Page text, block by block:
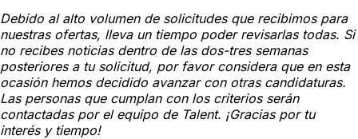
Debido al alto volumen de solicitudes que recibimos para
nuestras ofertas, lleva un tiempo poder revisarlas todas. Si
no recibes noticias dentro de las dos-tres semanas
posteriores a tu solicitud, por favor considera que en esta
ocasión hemos decidido avanzar con otras candidaturas.
Las personas que cumplan con los criterios serán
contactadas por el equipo de Talent. ¡Gracias por tu
interés y tiempo!